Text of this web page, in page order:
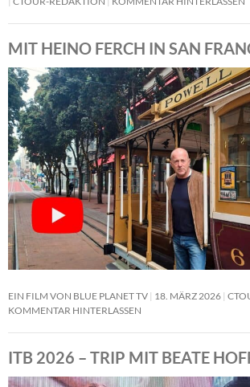
MIT HEINO FERCH IN SAN
EIN FILM VON BLUE PLANET TV 18. MÄRZ 2026
KOMMENTAR HINTERLASSEN
ITB 2026 – TRIP MIT BEATE